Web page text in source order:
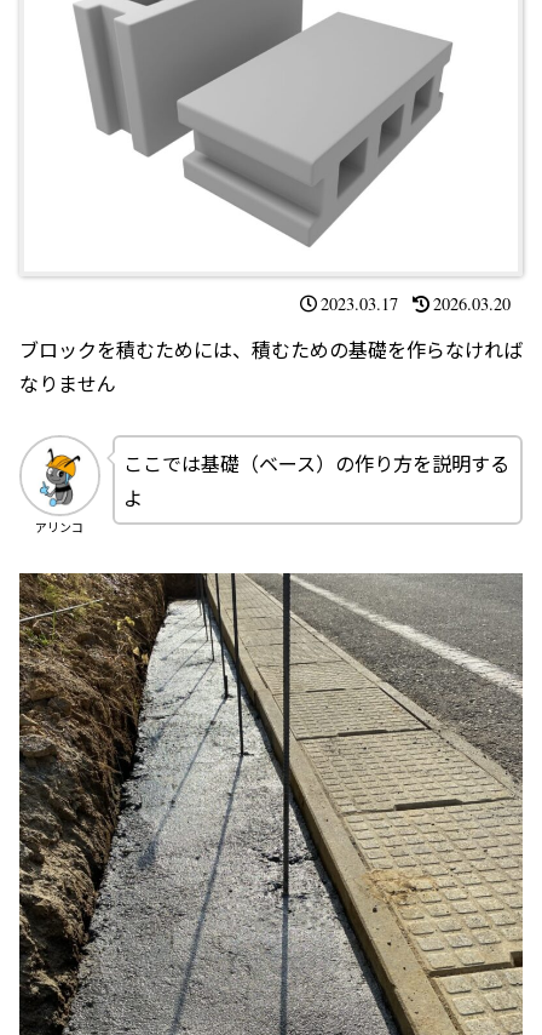
2023.03.17 2026.03.20
ブロックを積むためには、積むための基礎を作らなければ
なりません
アリンコ
ここでは基礎（ベース）の作り方を説明する
よ